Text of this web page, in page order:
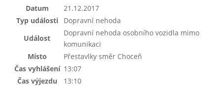
Datum
21.12.2017
Typ události
Dopravní nehoda
Událost
Dopravní nehoda osobního vozidla mimo
komunikaci
Místo
Přestavlky směr Choceň
Čas vyhlášení 13:07
Čas výjezdu
13:10